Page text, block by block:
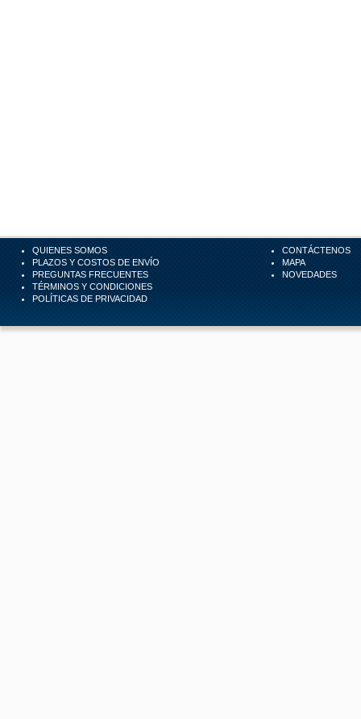
QUIENES SOMOS
PLAZOS Y COSTOS DE ENVÍO
PREGUNTAS FRECUENTES
TÉRMINOS Y CONDICIONES
POLÍTICAS DE PRIVACIDAD
CONTÁCTENOS
MAPA
NOVEDADES